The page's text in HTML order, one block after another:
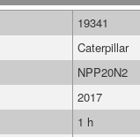
19341
Caterpillar
NPP20N2
2017
1 h